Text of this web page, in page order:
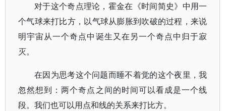
对于这个奇点理论，霍金在《时间简史》中用一
个气球来打比方，以气球从膨胀到吹破的过程，来说
明宇宙从一个奇点中诞生又在另一个奇点中归于寂
灭。
在因为思考这个问题而睡不着觉的这个夜里，我
忽然想到：两个奇点之间的时间可以看成是一个线
段。我们也可以用点和线的关系来打比方。